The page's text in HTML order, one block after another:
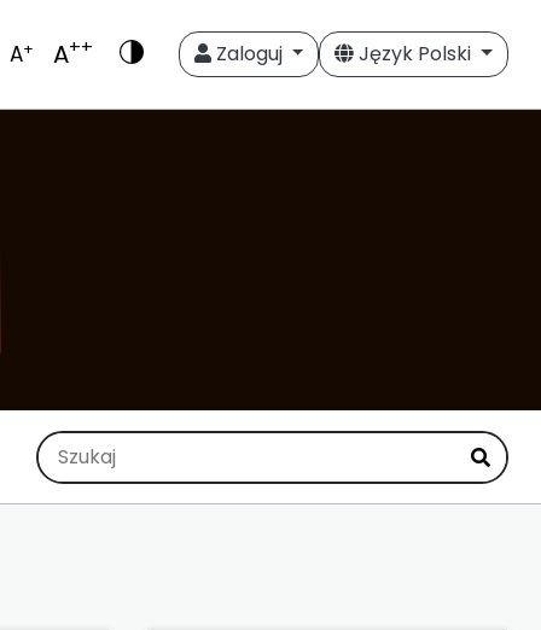
A+ A++ Zaloguj Język Polski